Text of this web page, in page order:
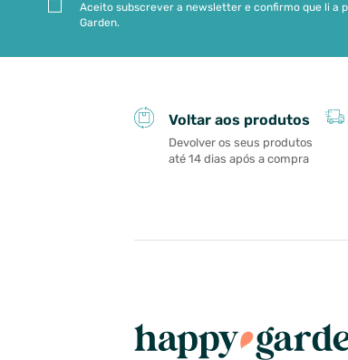
Aceito subscrever a newsletter e confirmo que li a
Garden.
Voltar aos produtos
Devolver os seus produtos
até 14 dias após a compra